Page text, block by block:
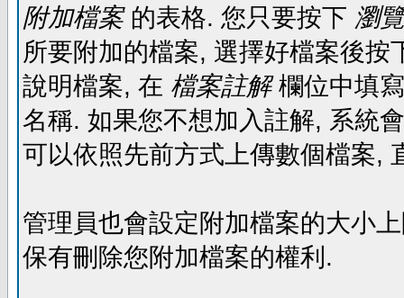
附加檔案的表格. 您只要按下 瀏
所要附加的檔案, 選擇好檔案後
說明檔案, 在 檔案註解欄位中填
名稱. 如果您不想加入註解, 系統
可以依照先前方式上傳數個檔案,
管理員也會設定附加檔案的大小
保有刪除您附加檔案的權利.